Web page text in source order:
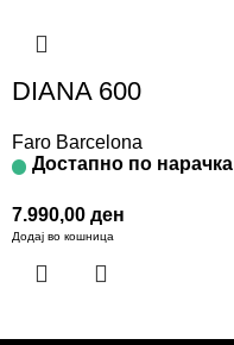
DIANA 600
Faro Barcelona
Достапно по нарачка
7.990,00 ден
Додај во кошница